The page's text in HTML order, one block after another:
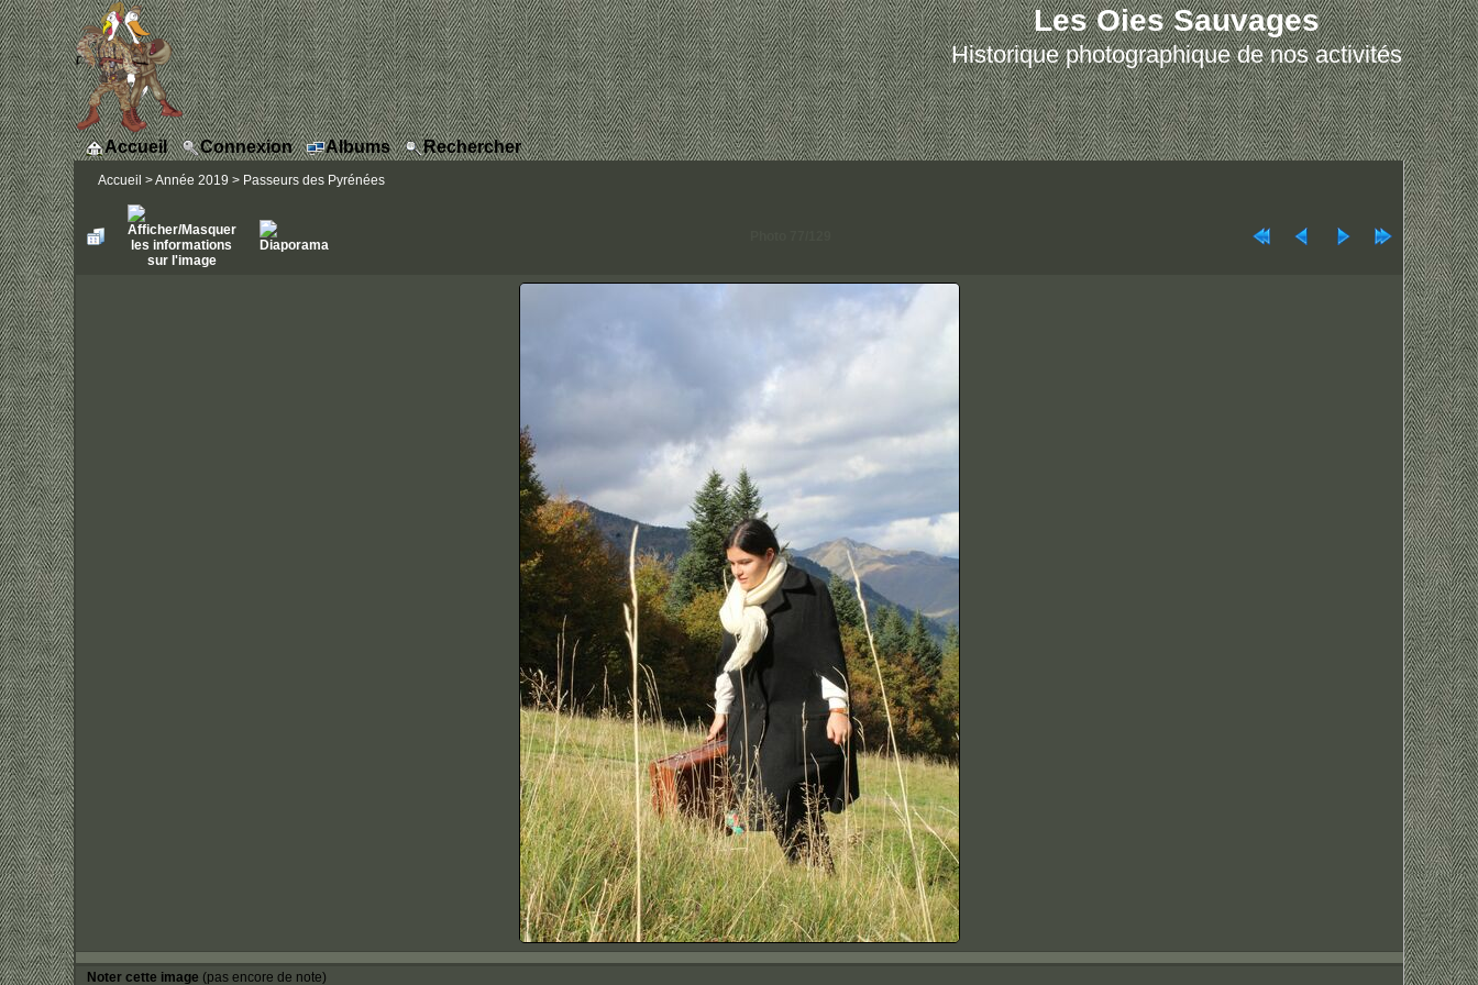
Les Oies Sauvages
Historique photographique de nos activités
Accueil Connexion Albums Rechercher
Accueil >Année 2019 > Passeurs des Pyrénées
Noter cette image (pas encore de note)